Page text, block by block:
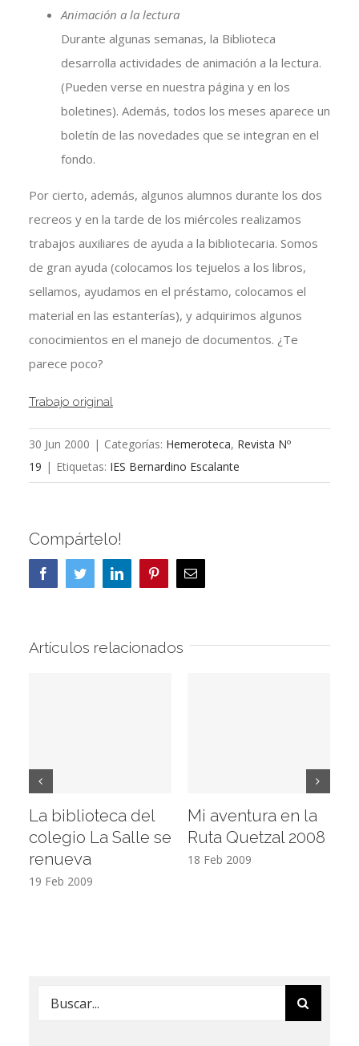
Animación a la lectura
Durante algunas semanas, la Biblioteca
desarrolla actividades de animación a la lectura.
(Pueden verse en nuestra página y en los
boletines). Además, todos los meses aparece un
boletín de las novedades que se integran en el
fondo.
Por cierto, además, algunos alumnos durante los dos
recreos y en la tarde de los miércoles realizamos
trabajos auxiliares de ayuda a la bibliotecaria. Somos
de gran ayuda (colocamos los tejuelos a los libros,
sellamos, ayudamos en el préstamo, colocamos el
material en las estanterías), y adquirimos algunos
conocimientos en el manejo de documentos. ¿Te
parece poco?
Trabajo original
30 Jun 2000 | Categorías: Hemeroteca, Revista Nº
19 | Etiquetas: IES Bernardino Escalante
Compártelo!
FacebookTwitterLinkedInPinterestCorreo
electrónico
Artículos relacionados
La biblioteca del
colegio La Salle se
renueva
19 Feb 2009
Mi aventura en la
Ruta Quetzal 2008
18 Feb 2009
Buscar: